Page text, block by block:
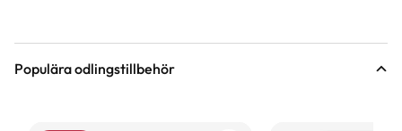
Populära odlingstillbehör